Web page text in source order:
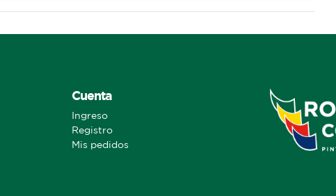
Cuenta
Ingreso
Registro
Mis pedidos